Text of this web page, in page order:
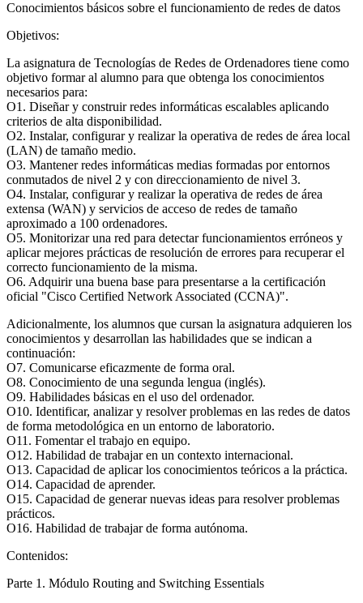
Conocimientos básicos sobre el funcionamiento de redes de datos
Objetivos:
La asignatura de Tecnologías de Redes de Ordenadores tiene como
objetivo formar al alumno para que obtenga los conocimientos
necesarios para:
O1. Diseñar y construir redes informáticas escalables aplicando
criterios de alta disponibilidad.
O2. Instalar, configurar y realizar la operativa de redes de área local
(LAN) de tamaño medio.
O3. Mantener redes informáticas medias formadas por entornos
conmutados de nivel 2 y con direccionamiento de nivel 3.
O4. Instalar, configurar y realizar la operativa de redes de área
extensa (WAN) y servicios de acceso de redes de tamaño
aproximado a 100 ordenadores.
O5. Monitorizar una red para detectar funcionamientos erróneos y
aplicar mejores prácticas de resolución de errores para recuperar el
correcto funcionamiento de la misma.
O6. Adquirir una buena base para presentarse a la certificación
oficial "Cisco Certified Network Associated (CCNA)".
Adicionalmente, los alumnos que cursan la asignatura adquieren los
conocimientos y desarrollan las habilidades que se indican a
continuación:
O7. Comunicarse eficazmente de forma oral.
O8. Conocimiento de una segunda lengua (inglés).
O9. Habilidades básicas en el uso del ordenador.
O10. Identificar, analizar y resolver problemas en las redes de datos
de forma metodológica en un entorno de laboratorio.
O11. Fomentar el trabajo en equipo.
O12. Habilidad de trabajar en un contexto internacional.
O13. Capacidad de aplicar los conocimientos teóricos a la práctica.
O14. Capacidad de aprender.
O15. Capacidad de generar nuevas ideas para resolver problemas
prácticos.
O16. Habilidad de trabajar de forma autónoma.
Contenidos:
Parte 1. Módulo Routing and Switching Essentials